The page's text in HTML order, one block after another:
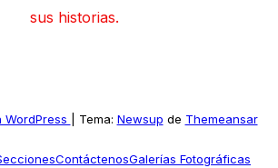
sus historias.
Tema: Newsup de Themeansar
ContáctenosGalerías Fotográficas